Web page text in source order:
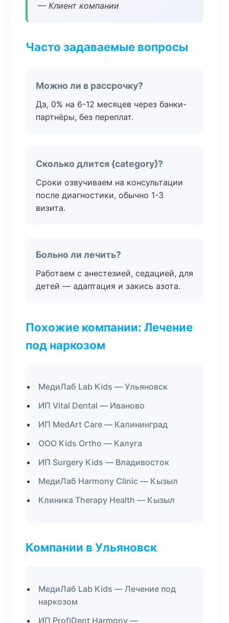
— Клиент компании
Часто задаваемые вопросы
Можно ли в рассрочку?
Да, 0% на 6-12 месяцев через банки-
партнёры, без переплат.
Сколько длится {category}?
Сроки озвучиваем на консультации
после диагностики, обычно 1-3
визита.
Больно ли лечить?
Работаем с анестезией, седацией, для
детей — адаптация и закись азота.
Похожие компании: Лечение
под наркозом
МедиЛаб Lab Kids — Ульяновск
ИП Vital Dental — Иваново
ИП MedArt Care — Калининград
ООО Kids Ortho — Калуга
ИП Surgery Kids — Владивосток
МедиЛаб Harmony Clinic — Кызыл
Клиника Therapy Health — Кызыл
Компании в Ульяновск
МедиЛаб Lab Kids — Лечение под
наркозом
ИП ProfiDent Harmony —